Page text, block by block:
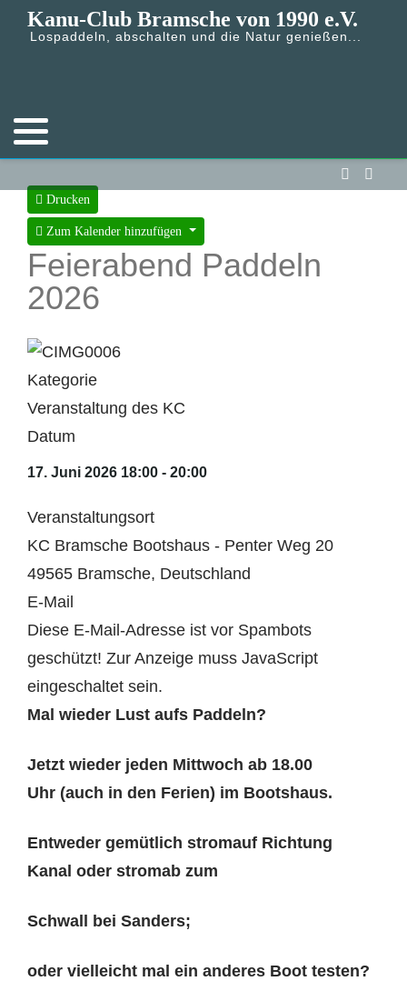
Kanu-Club Bramsche von 1990 e.V.
Lospaddeln, abschalten und die Natur genießen...
Drucken
Zum Kalender hinzufügen
Feierabend Paddeln
2026
Kategorie
Veranstaltung des KC
Datum
17. Juni 2026 18:00 - 20:00
Veranstaltungsort
KC Bramsche Bootshaus - Penter Weg 20
49565 Bramsche, Deutschland
E-Mail
Diese E-Mail-Adresse ist vor Spambots
geschützt! Zur Anzeige muss JavaScript
eingeschaltet sein.
Mal wieder Lust aufs Paddeln?
Jetzt wieder jeden Mittwoch ab 18.00
Uhr (auch in den Ferien) im Bootshaus.
Entweder gemütlich stromauf Richtung
Kanal oder stromab zum
Schwall bei Sanders;
oder vielleicht mal ein anderes Boot testen?